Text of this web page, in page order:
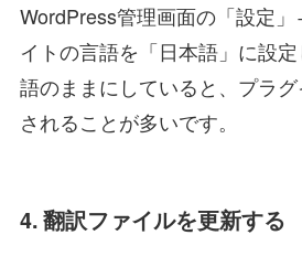
WordPress管理画面の「設定
イトの言語を「日本語」に設
語のままにしていると、プラ
されることが多いです。
4. 翻訳ファイルを更新する